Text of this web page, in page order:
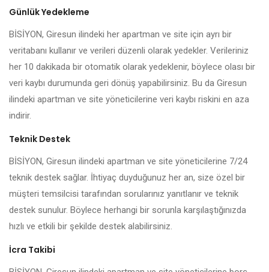
Günlük Yedekleme
BİSİYON, Giresun ilindeki her apartman ve site için ayrı bir
veritabanı kullanır ve verileri düzenli olarak yedekler. Verileriniz
her 10 dakikada bir otomatik olarak yedeklenir, böylece olası bir
veri kaybı durumunda geri dönüş yapabilirsiniz. Bu da Giresun
ilindeki apartman ve site yöneticilerine veri kaybı riskini en aza
indirir.
Teknik Destek
BİSİYON, Giresun ilindeki apartman ve site yöneticilerine 7/24
teknik destek sağlar. İhtiyaç duyduğunuz her an, size özel bir
müşteri temsilcisi tarafından sorularınız yanıtlanır ve teknik
destek sunulur. Böylece herhangi bir sorunla karşılaştığınızda
hızlı ve etkili bir şekilde destek alabilirsiniz.
İcra Takibi